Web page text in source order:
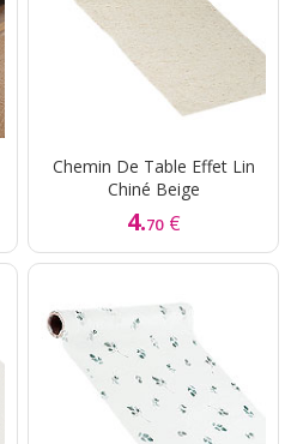
Chemin De Table Effet Lin
Chiné Beige
4.70 €